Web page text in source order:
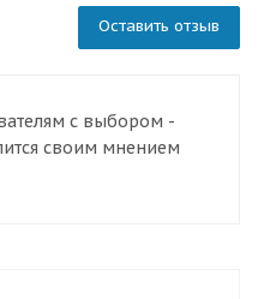
Оставить отзыв
с выбором -
своим мнением